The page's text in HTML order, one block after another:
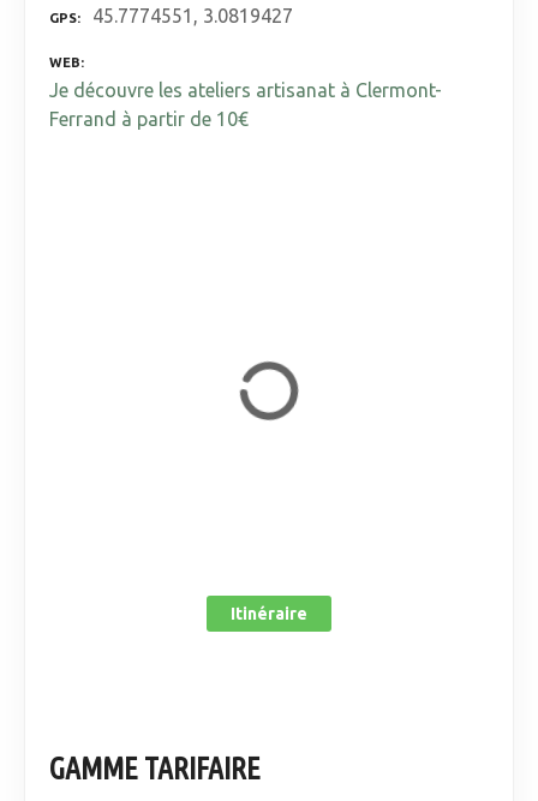
GPS 45.7774551, 3.0819427
WEB
Je découvre les ateliers artisanat à Clermont-
Ferrand à partir de 10€
Itinéraire
GAMME TARIFAIRE